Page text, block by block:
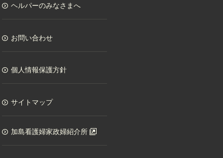
ヘルパーのみなさまへ
お問い合わせ
個人情報保護方針
サイトマップ
加島看護婦家政婦紹介所